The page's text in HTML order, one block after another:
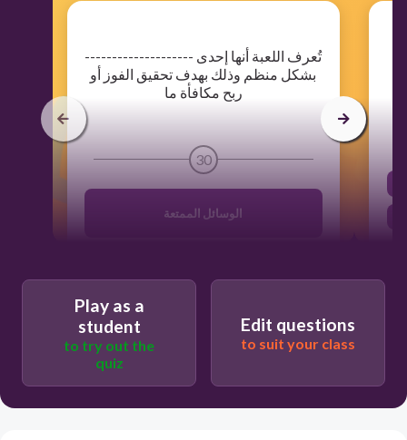
​تُعرف اللعبة أنها إحدى --------------------
بشكل منظم وذلك بهدف تحقيق الفوز أو
ربح مكافأة ما
30
الوسائل الممتعة
الألعاب الترفيهية
Play as a
student
to try out the
quiz
Edit questions
to suit your class